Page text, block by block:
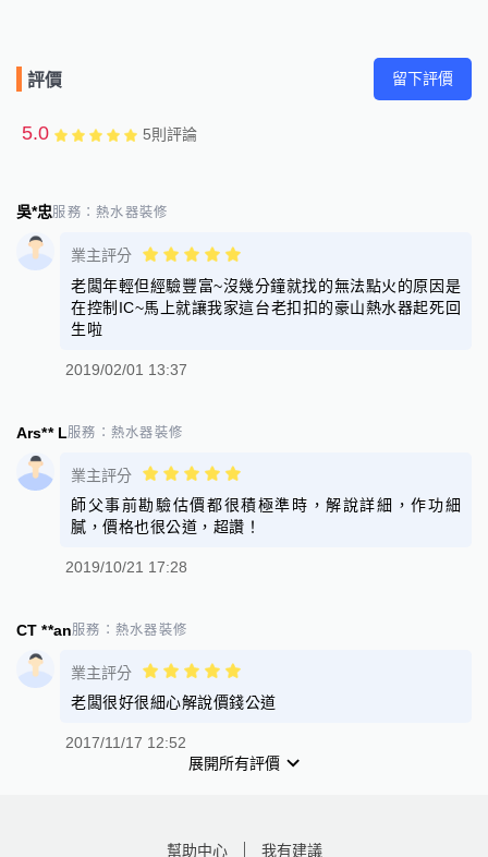
評價 留下評價
5.0 5則評論
吳*忠服務：熱水器裝修
業主評分
老闆年輕但經驗豐富~沒幾分鐘就找的無法點火的原因是
在控制IC~馬上就讓我家這台老扣扣的豪山熱水器起死回
生啦
2019/02/01 13:37
Ars** L服務： 熱水器裝修
業主評分
師父事前勘驗估價都很積極準時，解說詳細，作功細
膩，價格也很公道，超讚！
2019/10/21 17:28
CT **an服務： 熱水器裝修
業主評分
老闆很好很細心解說價錢公道
2017/11/17 12:52
展開所有評價
幫助中心 我有建議